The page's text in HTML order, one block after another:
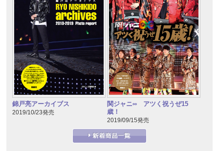
錦戸亮アーカイブス
2019/10/23発売
関ジャニ∞ アツく祝うぜ15
歳！
2019/09/15発売